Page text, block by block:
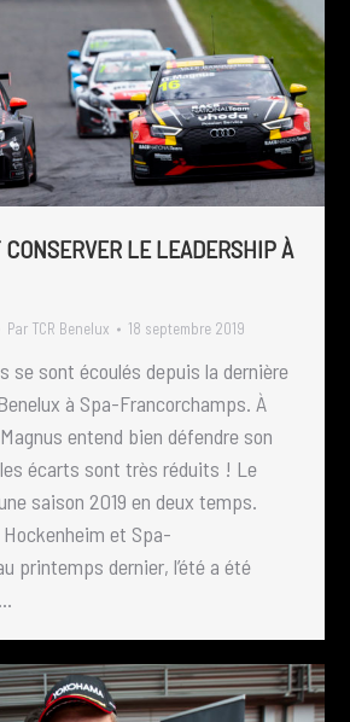
LE LEADERSHIP À
Par TCR Benelux 18 septembre 2019
se sont écoulés depuis la dernière
à Spa-Francorchamps. À
entend bien défendre son
écarts sont très réduits ! Le
saison 2019 en deux temps.
et Spa-
printemps dernier, l’été a été